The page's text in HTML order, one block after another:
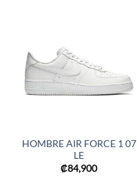
HOMBRE AIR FORCE 1 07
LE
₡84,900